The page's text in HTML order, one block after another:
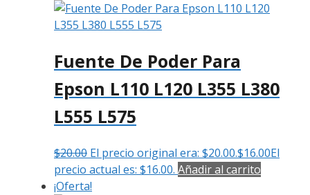
Fuente De Poder Para
Epson L110 L120 L355 L380
L555 L575
$20.00 El precio original era: $20.00.$16.00El
precio actual es: $16.00. Añadir al carrito
¡Oferta!